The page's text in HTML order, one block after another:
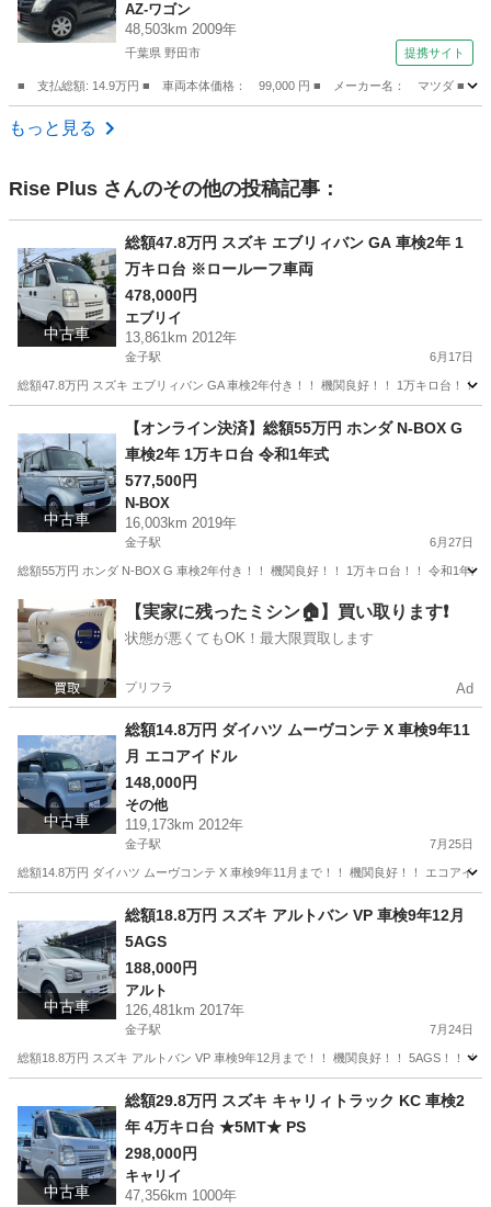
Ｄ ＦＭ ＡＭ ヘッドライトレベライザー 純
正セキュリティ パワーウィンドウ Ｗエアバッ
AZ-ワゴン
48,503km 2009年
千葉県 野田市 提携サイト
■ 支払総額: 14.9万円 ■ 車両本体価格： 99,000 円 ■ メーカー名： マツダ ■
千葉 野田市
もっと見る
Rise Plus さんのその他の投稿記事：
中古車
総額47.8万円 スズキ エブリィバン GA 車検2年 1
万キロ台 ※ロールーフ車両
478,000円
エブリイ
13,861km 2012年
金子駅 6月17日
総額47.8万円 スズキ エブリィバン GA 車検2年付き！！ 機関良好！！ 1万キロ台！！
金子駅 エブリイ 車両
中古車
【オンライン決済】総額55万円 ホンダ N-BOX G
車検2年 1万キロ台 令和1年式
577,500円
N-BOX
16,003km 2019年
金子駅 6月27日
総額55万円 ホンダ N-BOX G 車検2年付き！！ 機関良好！！ 1万キロ台！！ 令和1年
入間市 金子駅 N-BOX
【実家に残ったミシン🏠】買い取ります❗️
状態が悪くてもOK！最大限買取します
プリフラ Ad
中古車
総額14.8万円 ダイハツ ムーヴコンテ X 車検9年11
月 エコアイドル
148,000円
その他
119,173km 2012年
金子駅 7月25日
総額14.8万円 ダイハツ ムーヴコンテ X 車検9年11月まで！！ 機関良好！！ エコアイ
金子駅 その他
中古車
総額18.8万円 スズキ アルトバン VP 車検9年12月
5AGS
188,000円
アルト
126,481km 2017年
金子駅 7月24日
総額18.8万円 スズキ アルトバン VP 車検9年12月まで！！ 機関良好！！ 5AGS！！
金子駅 アルト 車両
中古車
総額29.8万円 スズキ キャリィトラック KC 車検2
年 4万キロ台 ★5MT★ PS
298,000円
キャリイ
47,356km 1000年